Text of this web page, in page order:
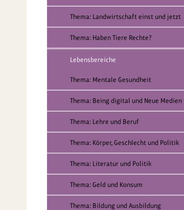
Thema: Landwirtschaft einst und jetzt
Thema: Haben Tiere Rechte?
Lebensbereiche
Thema: Mentale Gesundheit
Thema: Being digital und Neue Medien
Thema: Lehre und Beruf
Thema: Körper, Geschlecht und Politik
Thema: Literatur und Politik
Thema: Geld und Konsum
Thema: Bildung und Ausbildung